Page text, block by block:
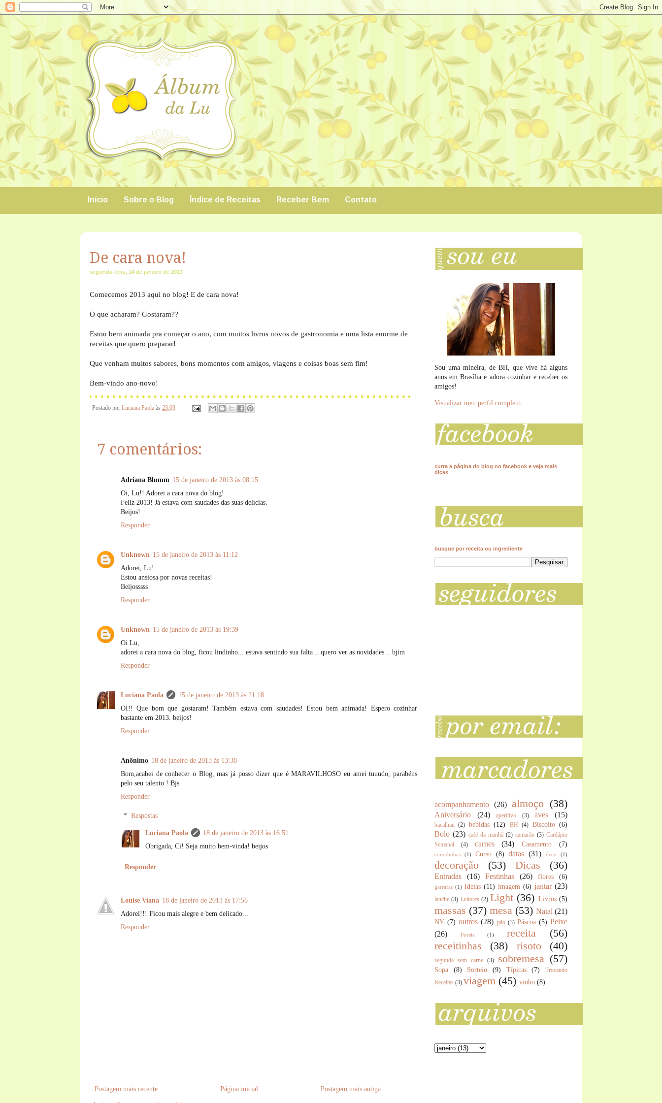
Início Sobre o Blog Índice de Receitas Receber Bem Contato
De cara nova!
segunda-feira, 14 de janeiro de 2013
Comecemos 2013 aqui no blog! E de cara nova!
O que acharam? Gostaram??
Estou bem animada pra começar o ano, com muitos livros novos de gastronomia e uma lista enorme de
receitas que quero preparar!
Que venham muitos sabores, bons momentos com amigos, viagens e coisas boas sem fim!
Bem-vindo ano-novo!
Postado por Luciana Paola às 23:03
7 comentários:
Adriana Blumm 15 de janeiro de 2013 às 08:15
Oi, Lu!! Adorei a cara nova do blog!
Feliz 2013! Já estava com saudades das suas delícias.
Beijos!
Responder
Unknown 15 de janeiro de 2013 às 11:12
Adorei, Lu!
Estou ansiosa por novas receitas!
Beijosssss
Responder
Unknown 15 de janeiro de 2013 às 19:39
Oi Lu,
adorei a cara nova do blog, ficou lindinho... estava sentindo sua falta .. quero ver as novidades... bjim
Responder
Luciana Paola
15 de janeiro de 2013 às 21:18
OI!! Que bom que gostaram! Também estava com saudades! Estou bem animada! Espero cozinhar
bastante em 2013. beijos!
Responder
Anônimo 18 de janeiro de 2013 às 13:38
Bom,acabei de conhecer o Blog, mas já posso dizer que é MARAVILHOSO eu amei tuuudo, parabéns
pelo seu talento ! Bjs
Responder
Respostas
Luciana Paola
18 de janeiro de 2013 às 16:51
Obrigada, Ci! Seja muito bem-vinda! beijos
Responder
Louise Viana 18 de janeiro de 2013 às 17:56
Adorei!!! Ficou mais alegre e bem delicado...
Responder
Postagem mais recente Postagem mais antiga
Página inicial
Sou uma mineira, de BH, que vive há alguns
anos em Brasília e adora cozinhar e receber os
amigos!
Visualizar meu perfil completo
curta a página do blog no facebook e veja mais
dicas
busque por receita ou ingrediente
acompanhamento (26) almoço (38)
Aniversário (24) aperitivo (3) aves (15)
bacalhau (2) bebidas (12) BH (4) Biscoito (6)
Bolo (23) café da manhã (2) camarão (3) Cardápio
Semanal
(4) carnes (34) Casamento (7)
comidinhas (1) Curso (8) datas (31) deco (1)
decoração (53) Dicas (36)
Entradas (16) Festinhas (26) flores (6)
garrafas (1) Ideias (11) imagem (6) jantar (23)
lanche (3) Leitores (2) Light (36) Livros (5)
massas (37) mesa (53) Natal (21)
NY (7) outros (28) pão (3) Páscoa (5) Peixe
(26)
Poesia (1) receita
(56)
receitinhas
(38) risoto (40)
segunda sem carne (3) sobremesa (57)
Sopa (8) Sorteio (9) Típicas (7)
Trocando
Receitas (3) viagem (45) vinho (8)